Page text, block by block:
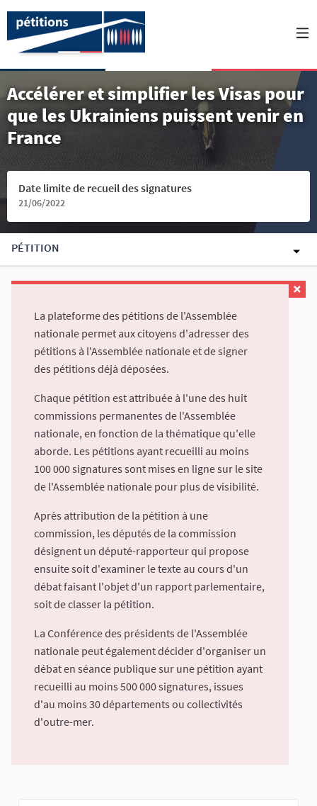
Accélérer et simplifier les Visas pour
que les Ukrainiens puissent venir en
France
Date limite de recueil des signatures
21/06/2022
PÉTITION
La plateforme des pétitions de l'Assemblée
nationale permet aux citoyens d'adresser des
pétitions à l'Assemblée nationale et de signer
des pétitions déjà déposées.
Chaque pétition est attribuée à l'une des huit
commissions permanentes de l'Assemblée
nationale, en fonction de la thématique qu'elle
aborde. Les pétitions ayant recueilli au moins
100 000 signatures sont mises en ligne sur le site
de l'Assemblée nationale pour plus de visibilité.
Après attribution de la pétition à une
commission, les députés de la commission
désignent un député-rapporteur qui propose
ensuite soit d'examiner le texte au cours d'un
débat faisant l'objet d'un rapport parlementaire,
soit de classer la pétition.
La Conférence des présidents de l'Assemblée
nationale peut également décider d'organiser un
débat en séance publique sur une pétition ayant
recueilli au moins 500 000 signatures, issues
d'au moins 30 départements ou collectivités
d'outre-mer.